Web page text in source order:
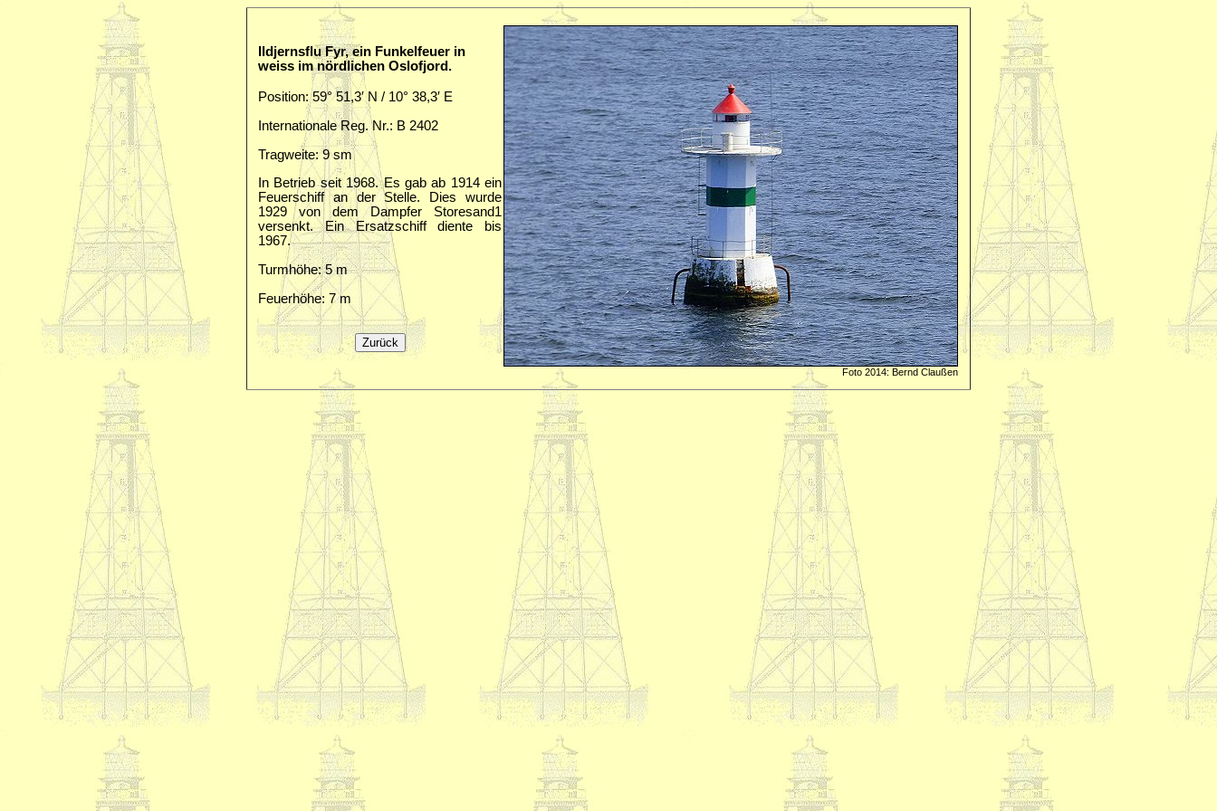
Ildjernsflu Fyr, ein Funkelfeuer in
weiss im nördlichen Oslofjord.
Position: 59° 51,3′ N / 10° 38,3′ E
Internationale Reg. Nr.: B 2402
Tragweite: 9 sm
In Betrieb seit 1968. Es gab ab 1914 ein
Feuerschiff an der Stelle. Dies wurde
1929 von dem Dampfer Storesand1
versenkt. Ein Ersatzschiff diente bis
1967.
Turmhöhe: 5 m
Feuerhöhe: 7 m
Foto 2014: Bernd Claußen